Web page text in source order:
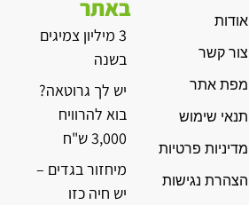
אודות
צור קשר
מפת אתר
תנאי שימוש
מדיניות פרטיות
הצהרת נגישות
באתר
3 מיליון צמיגים
בשנה
יש לך גרוטאה?
בוא להרוויח
3,000 ש"ח
מיחזור בגדים –
יש חיה כזו